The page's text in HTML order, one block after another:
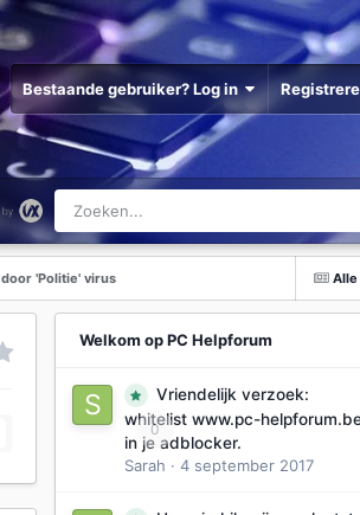
Bestaande gebruiker? Log in
'Politie' virus
Welkom op PC Helpforum
0
Vriendelijk verzoek:
whitelist www.pc-
in je adblocker.
Sarah · 4 september 2017